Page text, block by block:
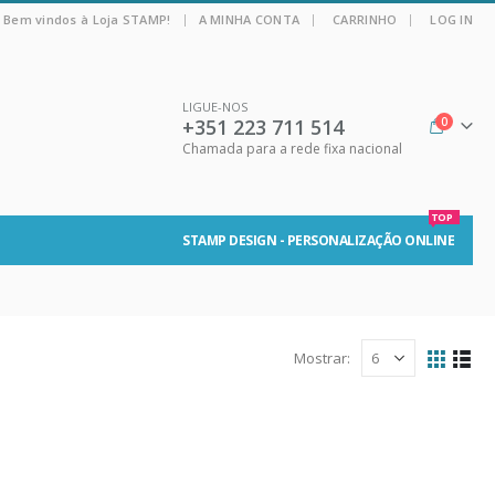
Bem vindos à Loja STAMP! | A MINHA CONTA CARRINHO LOG IN
LIGUE-NOS
+351 223 711 514
Chamada para a rede fixa nacional
0
STAMP DESIGN - PERSONALIZAÇÃO ONLINE
TOP
Mostrar: